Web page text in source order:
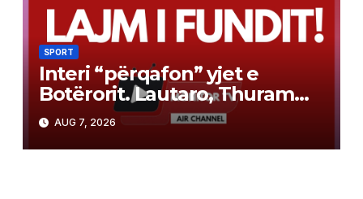
SPORT
Interi “përqafon” yjet e
Botërorit. Lautaro, Thuram
dhe Stones rikthehen më 9
gusht
AUG 7, 2026